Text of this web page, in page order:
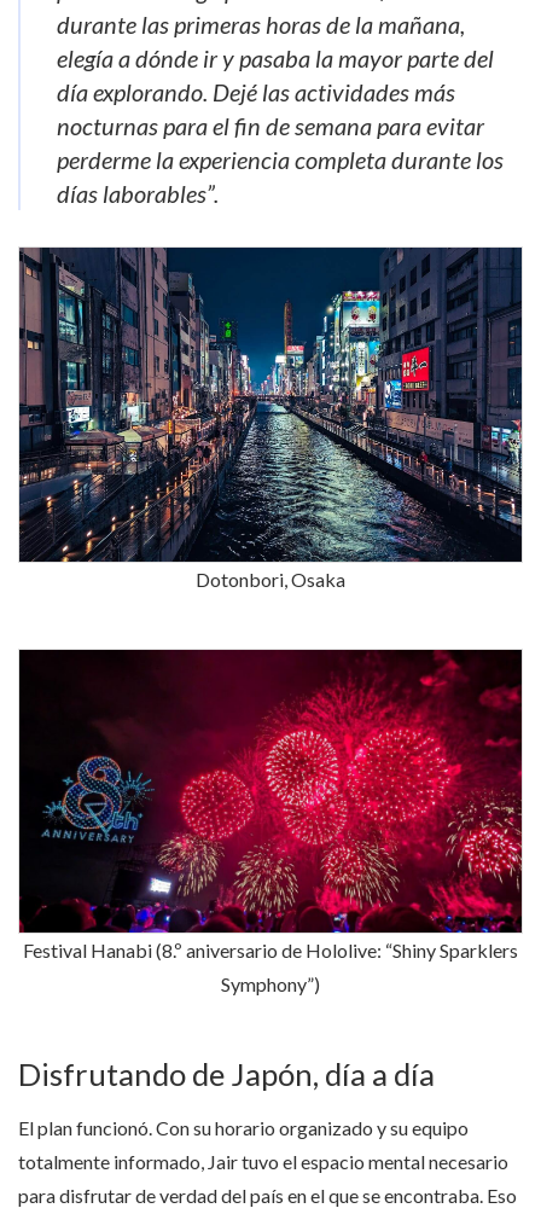
durante las primeras horas de la mañana,
elegía a dónde ir y pasaba la mayor parte del
día explorando. Dejé las actividades más
nocturnas para el fin de semana para evitar
perderme la experiencia completa durante los
días laborables”.
Dotonbori, Osaka
Festival Hanabi (8.º aniversario de Hololive: “Shiny Sparklers
Symphony”)
Disfrutando de Japón, día a día
El plan funcionó. Con su horario organizado y su equipo
totalmente informado, Jair tuvo el espacio mental necesario
para disfrutar de verdad del país en el que se encontraba. Eso